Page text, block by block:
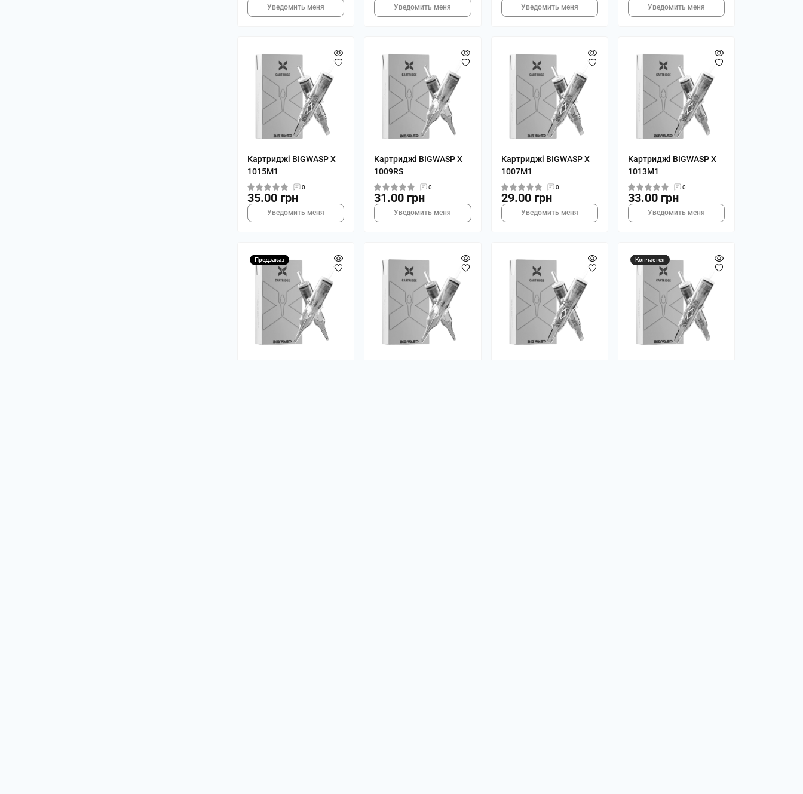
Уведомить меня Уведомить меня Уведомить меня Уведомить меня
Картриджі BIGWASP X
1015M1
0
35.00 грн
Уведомить меня
Картриджі BIGWASP X
1009RS
0
31.00 грн
Уведомить меня
Картриджі BIGWASP X
1007M1
0
29.00 грн
Уведомить меня
Картриджі BIGWASP X
1013M1
0
33.00 грн
Уведомить меня
Предзаказ Кончается